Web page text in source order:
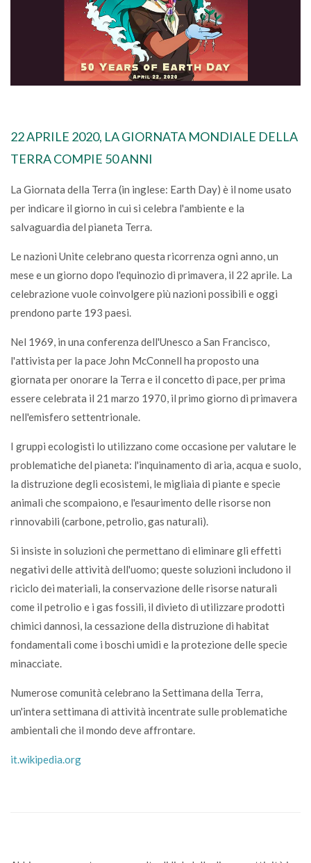
22 APRILE 2020, LA GIORNATA MONDIALE DELLA
TERRA COMPIE 50 ANNI
La Giornata della Terra (in inglese: Earth Day) è il nome usato
per indicare il giorno in cui si celebra l'ambiente e la
salvaguardia del pianeta Terra.
Le nazioni Unite celebrano questa ricorrenza ogni anno, un
mese e un giorno dopo l'equinozio di primavera, il 22 aprile. La
celebrazione vuole coinvolgere più nazioni possibili e oggi
prendono parte 193 paesi.
Nel 1969, in una conferenza dell'Unesco a San Francisco,
l'attivista per la pace John McConnell ha proposto una
giornata per onorare la Terra e il concetto di pace, per prima
essere celebrata il 21 marzo 1970, il primo giorno di primavera
nell'emisfero settentrionale.
I gruppi ecologisti lo utilizzano come occasione per valutare le
problematiche del pianeta: l'inquinamento di aria, acqua e suolo,
la distruzione degli ecosistemi, le migliaia di piante e specie
animali che scompaiono, e l'esaurimento delle risorse non
rinnovabili (carbone, petrolio, gas naturali).
Si insiste in soluzioni che permettano di eliminare gli effetti
negativi delle attività dell'uomo; queste soluzioni includono il
riciclo dei materiali, la conservazione delle risorse naturali
come il petrolio e i gas fossili, il divieto di utilizzare prodotti
chimici dannosi, la cessazione della distruzione di habitat
fondamentali come i boschi umidi e la protezione delle specie
minacciate.
Numerose comunità celebrano la Settimana della Terra,
un'intera settimana di attività incentrate sulle problematiche
ambientali che il mondo deve affrontare.
it.wikipedia.org